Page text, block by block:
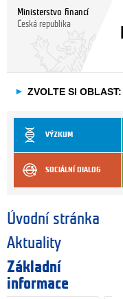
Ministerstvo financí
Česká republika
► ZVOLTE SI OBLAST:
VÝZKUM
SOCIÁLNÍ DIALOG
Úvodní stránka
Aktuality
Základní
informace